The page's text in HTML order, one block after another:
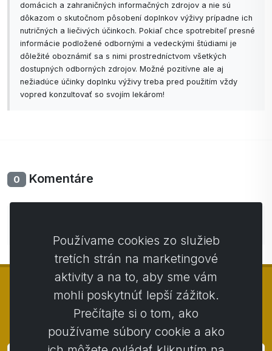
domácich a zahraničných informačných zdrojov a nie sú
dôkazom o skutočnom pôsobení doplnkov výživy prípadne ich
nutričných a liečivých účinkoch. Pokiaľ chce spotrebiteľ presné
informácie podložené odbornými a vedeckými štúdiami je
dôležité oboznámiť sa s nimi prostredníctvom všetkých
dostupných odborných zdrojov. Možné pozitívne ale aj
nežiadúce účinky doplnku výživy treba pred použitím vždy
vopred konzultovať so svojím lekárom!
0 Komentáre
© Copyright 2014 - 2026 Activstar
Používame cookies zo služieb
tretích strán na marketingové
aktivity a na to, aby sme vám
mohli poskytnúť lepší zážitok.
Prečítajte si o tom, ako
používame súbory cookie a ako